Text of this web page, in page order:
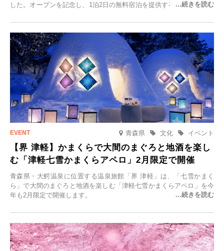
した。オープンを記念し、1泊2日の無料宿泊を提供するキャンペーン
一組限定の宿だからこそ叶う、大切な人との特別な時間を体験いただ
けます。
青森県 イベント
文化
【界 津軽】かまくらで大間のまぐろと地酒を楽し
む「津軽七雪かまくらアペロ」2月限定で開催
青森県・大鰐温泉に位置する温泉旅館「界 津軽」は、「七雪かまく
ら」で大間のまぐろと地酒を楽しむ「津軽七雪かまくらアペロ」を今
年も2月限定で開催します。